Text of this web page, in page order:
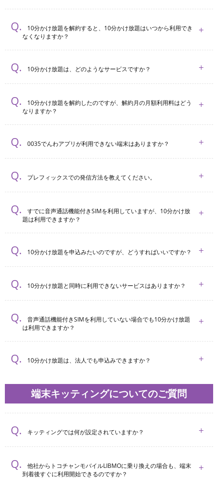
10分かけ放題を解約すると、10分かけ放題はいつから利用でき
なくなりますか？
10分かけ放題は、どのようなサービスですか？
10分かけ放題を解約したのですが、解約⽉の月額利用料はどう
なりますか？
0035でんわアプリが利用できない端末はありますか？
プレフィックスでの発信方法を教えてください。
すでに音声通話機能付きSIMを利用していますが、10分かけ放
題は利用できますか？
10分かけ放題を申込みたいのですが、どうすればいいですか？
10分かけ放題と同時に利用できないサービスはありますか？
音声通話機能付きSIMを利用していない場合でも10分かけ放題
は利用できますか？
10分かけ放題は、法人でも申込みできますか？
端末キッティングについてのご質問
キッティングでは何が設定されていますか？
他社からトコチャンモバイルLIBMOに乗り換えの場合も、端末
到着後すぐに利用開始できるのですか？